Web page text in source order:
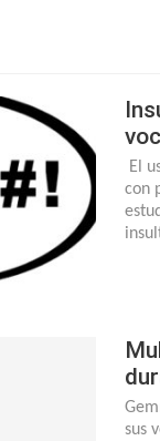
El
con
sus